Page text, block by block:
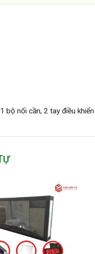
bộ nối cần, 2 tay điều